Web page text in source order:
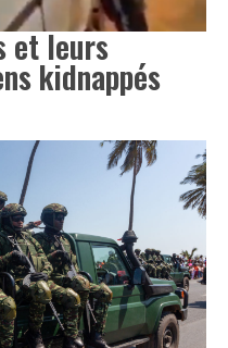
et leurs
kidnappés